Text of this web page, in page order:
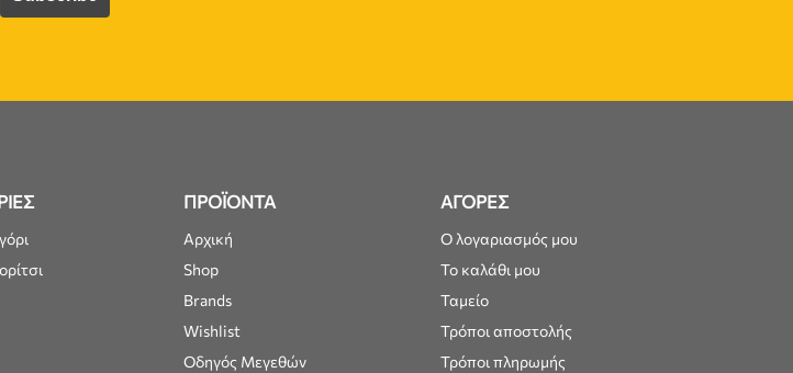
ΠΡΟΪΟΝΤΑ
Αρχική
Shop
Brands
Wishlist
Οδηγός Μεγεθών
ΑΓΟΡΕΣ
Ο λογαριασμός μου
Το καλάθι μου
Ταμείο
Τρόποι αποστολής
Τρόποι πληρωμής